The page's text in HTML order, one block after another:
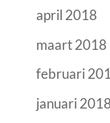
april 2018
maart 2018
februari
januari 2018